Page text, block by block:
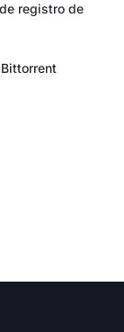
registro de